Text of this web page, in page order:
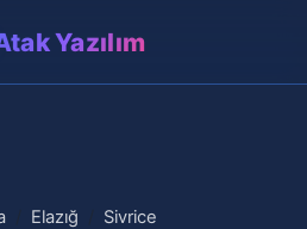
Yazılım
Elazığ
Sivrice